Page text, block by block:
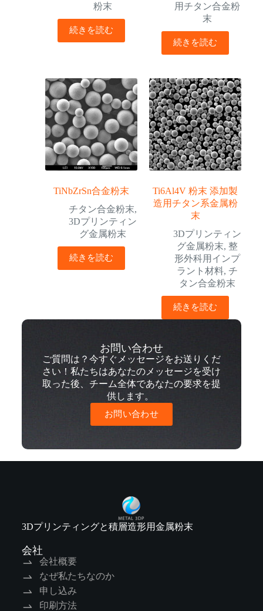
粉末
続きを読む
用チタン合金粉
末
続きを読む
TiNbZrSn合金粉末
チタン合金粉末,
3Dプリンティン
グ金属粉末
続きを読む
Ti6Al4V 粉末 添加製
造用チタン系金属粉
末
3Dプリンティン
グ金属粉末, 整
形外科用インプ
ラント材料, チ
タン合金粉末
続きを読む
お問い合わせ
ご質問は？今すぐメッセージをお送りくだ
さい！私たちはあなたのメッセージを受け
取った後、チーム全体であなたの要求を提
供します。
お問い合わせ
3Dプリンティングと積層造形用金属粉末
会社
会社概要
なぜ私たちなのか
申し込み
印刷方法